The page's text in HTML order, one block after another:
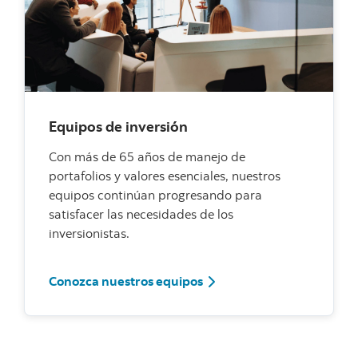
Equipos de inversión
Con más de 65 años de manejo de
portafolios y valores esenciales, nuestros
equipos continúan progresando para
satisfacer las necesidades de los
inversionistas.
Conozca nuestros equipos